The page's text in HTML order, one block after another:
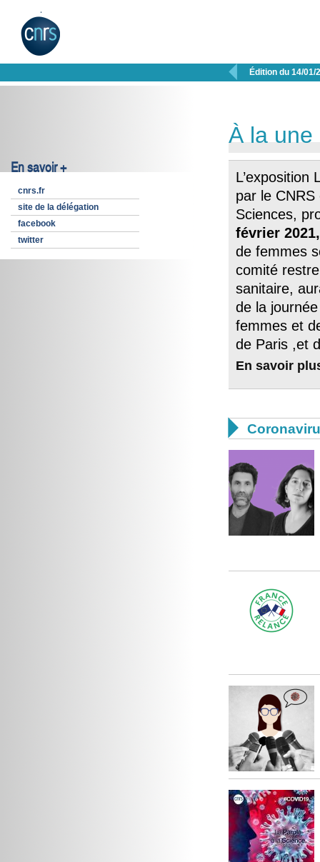
 Édition du 14/01/
En savoir +
cnrs.fr
site de la délégation
facebook
twitter
À la une
L’exposition
par le CNRS
Sciences,
février 2021,
de femmes
comité
sanitaire,
de la
femmes et
de Paris ,et
En savoir
